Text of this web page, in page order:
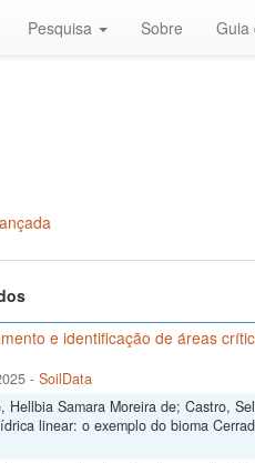
Pesquisa Sobre Guia
e identificação de áreas
- SoilData
Hellbia Samara Moreira de; Castro,
linear: o exemplo do bioma